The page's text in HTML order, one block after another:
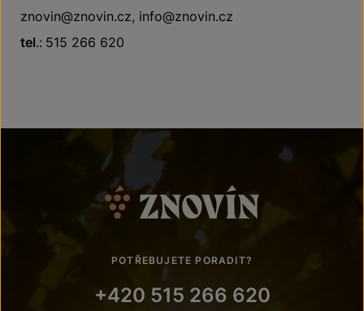
znovin@znovin.cz, info@znovin.cz
tel.: 515 266 620
POTŘEBUJETE PORADIT?
+420 515 266 620